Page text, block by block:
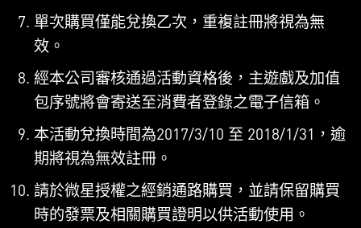
單次購買僅能兌換乙次，重複註冊將視為無
效。
經本公司審核通過活動資格後，主遊戲及加值
包序號將會寄送至消費者登錄之電子信箱。
本活動兌換時間為2017/3/10 至 2018/1/31，逾
期將視為無效註冊。
請於微星授權之經銷通路購買，並請保留購買
時的發票及相關購買證明以供活動使用。